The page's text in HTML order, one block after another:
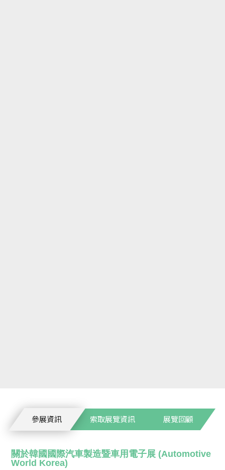
參展資訊 索取展覽資訊 展覽回顧
關於韓國國際汽車製造暨車用電子展 (Automotive
World Korea)